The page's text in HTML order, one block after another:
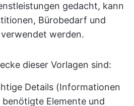
gedacht, kann
Bürobedarf und
werden.
dieser Vorlagen sind:
Details (Informationen
Elemente und